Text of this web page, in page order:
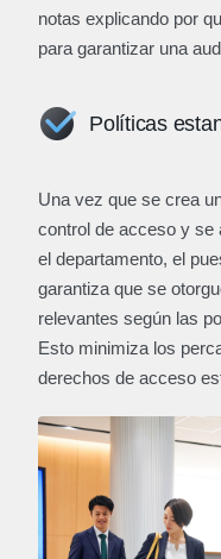
notas explicando por
para garantizar una
Políticas
Una vez que se crea
control de acceso y se
el departamento, el
garantiza que se
relevantes según las
Esto minimiza los
derechos de acceso